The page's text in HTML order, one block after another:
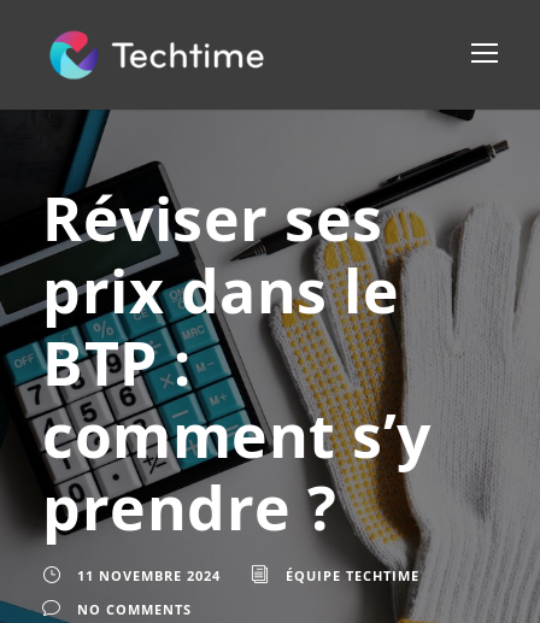
Réviser ses
prix dans le
BTP :
comment s’y
prendre ?
11 NOVEMBRE 2024
ÉQUIPE TECHTIME
NO COMMENTS